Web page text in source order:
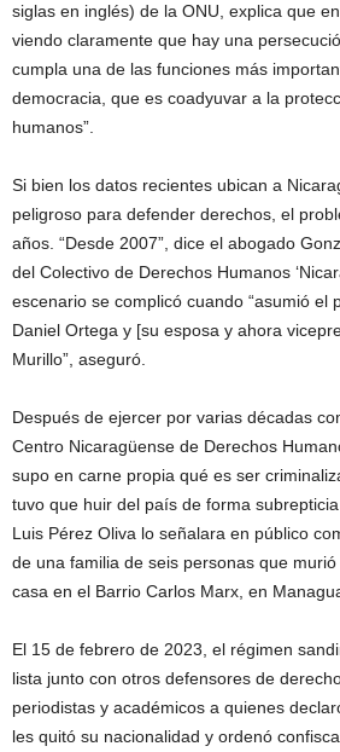
siglas en inglés) de la ONU, explica que
viendo claramente que hay una
cumpla una de las funciones más
democracia, que es coadyuvar a la
humanos”.
Si bien los datos recientes ubican a
peligroso para defender derechos, el
años. “Desde 2007”, dice el abogado
del Colectivo de Derechos Humanos
escenario se complicó cuando “asumió el
Daniel Ortega y [su esposa y ahora
Murillo”, aseguró.
Después de ejercer por varias décadas
Centro Nicaragüense de Derechos
supo en carne propia qué es ser
tuvo que huir del país de forma
Luis Pérez Oliva lo señalara en público
de una familia de seis personas que
casa en el Barrio Carlos Marx, en
El 15 de febrero de 2023, el régimen
lista junto con otros defensores de
periodistas y académicos a quienes
les quitó su nacionalidad y ordenó